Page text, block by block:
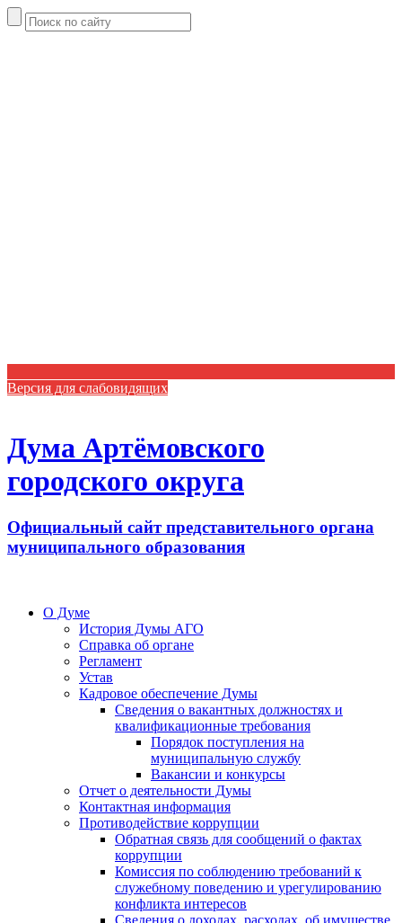
Версия для слабовидящих
Дума Артёмовского
городского округа
Официальный сайт представительного органа
муниципального образования
О Думе
История Думы АГО
Справка об органе
Регламент
Устав
Кадровое обеспечение Думы
Сведения о вакантных должностях и
квалификационные требования
Порядок поступления на
муниципальную службу
Вакансии и конкурсы
Отчет о деятельности Думы
Контактная информация
Противодействие коррупции
Обратная связь для сообщений о фактах
коррупции
Комиссия по соблюдению требований к
служебному поведению и урегулированию
конфликта интересов
Сведения о доходах, расходах, об имуществе